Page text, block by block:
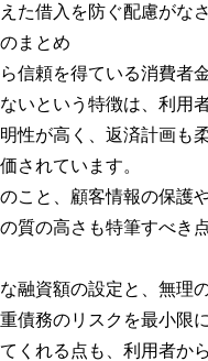
た借入を防ぐ配慮がな
まとめ
信頼を得ている消費者
いという特徴は、利用
性が高く、返済計画も
されています。
こと、顧客情報の保護
質の高さも特筆すべき
融資額の設定と、無理
債務のリスクを最小限
くれる点も、利用者か